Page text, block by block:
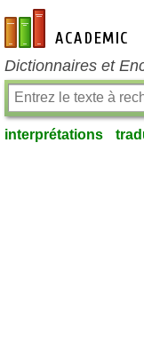
fr-academic.com
Dictionnaires et
interprétations